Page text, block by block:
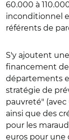
60.000 à
inconditionnel
référents de
S'y ajoutent
financement
départements
stratégie de
pauvreté"
ainsi que des
pour les
euros pour une